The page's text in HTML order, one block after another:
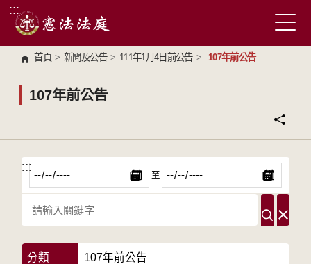
跳到主要內容區塊
:::
首頁 > 新聞及公告 > 111年1月4日前公告 > 107年前公告
107年前公告
:::
:::
至
分類 107年前公告